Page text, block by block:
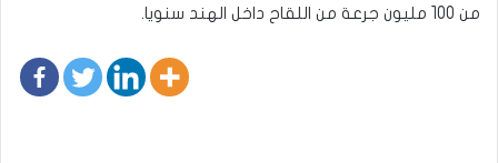
من 100 مليون جرعة من اللقاح داخل الهند سنويا.